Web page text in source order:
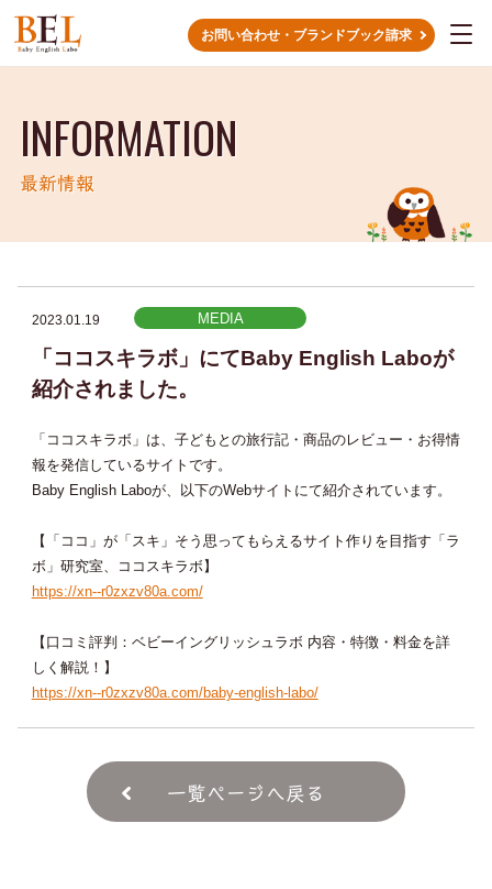
お問い合わせ・ブランドブック請求
INFORMATION
最新情報
2023.01.19 MEDIA
「ココスキラボ」にてBaby English Laboが
紹介されました。
「ココスキラボ」は、子どもとの旅行記・商品のレビュー・お得情
報を発信しているサイトです。
Baby English Laboが、以下のWebサイトにて紹介されています。
【「ココ」が「スキ」そう思ってもらえるサイト作りを目指す「ラ
ボ」研究室、ココスキラボ】
https://xn--r0zxzv80a.com/
【口コミ評判：ベビーイングリッシュラボ 内容・特徴・料金を詳
しく解説！】
https://xn--r0zxzv80a.com/baby-english-labo/
一覧ページへ戻る